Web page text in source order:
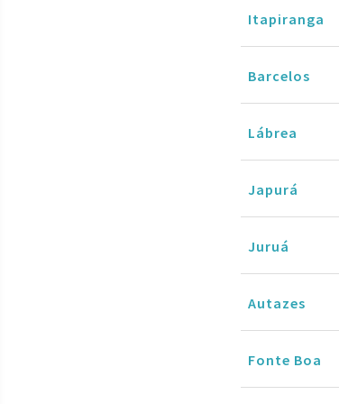
Itapiranga
Barcelos
Lábrea
Japurá
Juruá
Autazes
Fonte Boa